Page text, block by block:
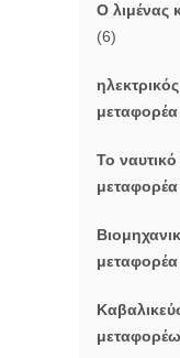
Ο λιμένας
(6)
μεταφορέα
Το ναυτικό
μεταφορέα
μεταφορέα